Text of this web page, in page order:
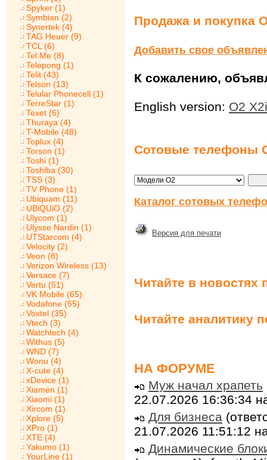
Spyker (1)
Symbian (2)
Synertek (4)
TAG Heuer (9)
TCL (6)
Tel.Me (8)
Telepong (1)
Telit (43)
Telson (13)
Telular Phonecell (1)
TerreStar (1)
Texet (6)
Thuraya (4)
T-Mobile (48)
Toplux (4)
Torson (1)
Toshi (1)
Toshiba (30)
TSS (3)
TV Phone (1)
Ubiquam (11)
UBiQUiO (2)
Ulycom (1)
Ulysse Nardin (1)
UTStarcom (4)
Velocity (2)
Veon (8)
Verizon Wireless (13)
Versace (7)
Vertu (51)
VK Mobile (65)
Vodafone (55)
Voxtel (35)
Vtech (3)
Watchtech (4)
Withus (5)
WND (7)
Wonu (4)
X-cute (4)
xDevice (1)
Xiamen (1)
Xiaomi (1)
Xircom (1)
Xplore (5)
XPro (1)
XTE (4)
Yakumo (1)
YourLine (1)
Продажа и покупка
Добавить свое
К сожалению,
English version: O2
Сотовые телефоны
Каталог сотовых
Версия для печати
Читайте в новостях
Читайте аналитику
НА ФОРУМЕ
Муж начал храпеть
22.07.2026 16:36:34
Для бизнеса
21.07.2026 11:51:12
Динамические